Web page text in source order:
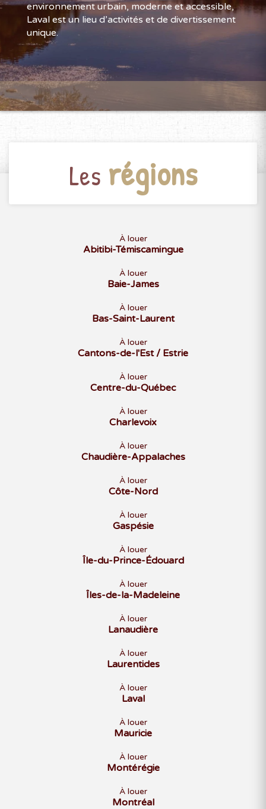
environnement ur​bain, moderne et accessible,
Laval est un lieu d’activités et de divertissement
unique.
Les régions
À louer
Abitibi-Témiscamingue
À louer
Baie-James
À louer
Bas-Saint-Laurent
À louer
Cantons-de-l'Est / Estrie
À louer
Centre-du-Québec
À louer
Charlevoix
À louer
Chaudière-Appalaches
À louer
Côte-Nord
À louer
Gaspésie
À louer
Île-du-Prince-Édouard
À louer
Îles-de-la-Madeleine
À louer
Lanaudière
À louer
Laurentides
À louer
Laval
À louer
Mauricie
À louer
Montérégie
À louer
Montréal